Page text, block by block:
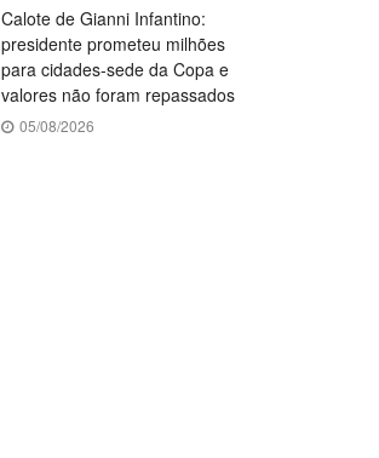
Calote de Gianni Infantino:
presidente prometeu milhões
para cidades-sede da Copa e
valores não foram repassados
05/08/2026